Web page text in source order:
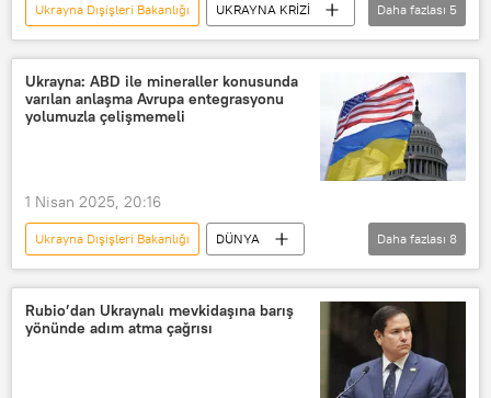
Ukrayna Dışişleri Bakanlığı
UKRAYNA KRİZİ
Rusya
Ukrayna
Rusya Dışişleri Bakanlığı
yazışmalar
diplomatik ilişkiler
Daha fazlası 5
Ukrayna: ABD ile mineraller konusunda
varılan anlaşma Avrupa entegrasyonu
yolumuzla çelişmemeli
1 Nisan 2025, 20:16
Ukrayna Dışişleri Bakanlığı
DÜNYA
Andrey Sibiga
ABD
AB
Avrupa
mineral
Anlaşma
Fosil yakıt
Barış
Daha fazlası 8
Rubio’dan Ukraynalı mevkidaşına barış
yönünde adım atma çağrısı